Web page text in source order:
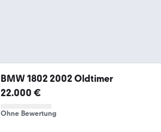
BMW 1802 2002 Oldtimer
22.000 €
Ohne Bewertung